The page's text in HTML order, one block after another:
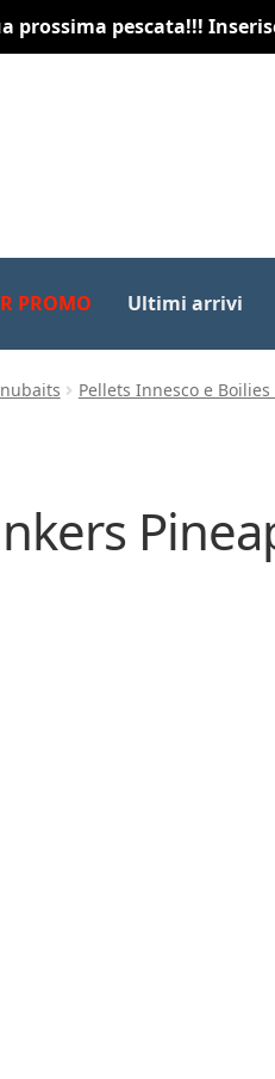
prossima pescata!!!
PROMO Ultimi arrivi
Pellets Innesco e Boilies